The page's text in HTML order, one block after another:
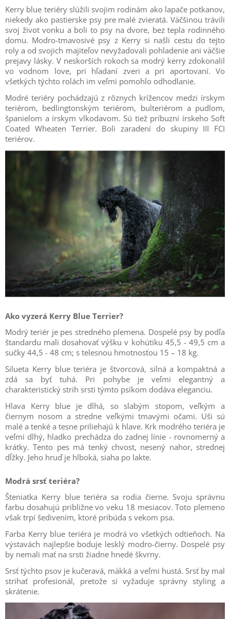
Kerry blue teriéry slúžili svojim rodinám ako lapače potkanov,
niekedy ako pastierske psy pre malé zvieratá. Väčšinou trávili
svoj život vonku a boli to psy na dvore, bez tepla rodinného
domu. Modro-tmavosivé psy z Kerry si našli cestu do tejto
roly a od svojich majiteľov nevyžadovali pohladenie ani väčšie
prejavy lásky. V neskorších rokoch sa modrý kerry zdokonalil
vo vodnom love, pri hľadaní zveri a pri aportovaní. Vo
všetkých týchto rolách im veľmi pomohlo odhodlanie.
Modré teriéry pochádzajú z rôznych krížencov medzi írskym
teriérom, bedlingtonským teriérom, bulteriérom a pudlom,
španielom a írskym vlkodavom. Sú tiež príbuzní írskeho Soft
Coated Wheaten Terrier. Boli zaradení do skupiny III FCI
teriérov.
Ako vyzerá Kerry Blue Terrier?
Modrý teriér je pes stredného plemena. Dospelé psy by podľa
štandardu mali dosahovať výšku v kohútiku 45,5 - 49,5 cm a
sučky 44,5 - 48 cm; s telesnou hmotnosťou 15 – 18 kg.
Silueta Kerry blue teriéra je štvorcová, silná a kompaktná a
zdá sa byť tuhá. Pri pohybe je veľmi elegantný a
charakteristický strih srsti týmto psíkom dodáva eleganciu.
Hlava Kerry blue je dlhá, so slabým stopom, veľkým a
čiernym nosom a stredne veľkými tmavými očami. Uši sú
malé a tenké a tesne priliehajú k hlave. Krk modrého teriéra je
veľmi dlhý, hladko prechádza do zadnej línie - rovnomerný a
krátky. Tento pes má tenký chvost, nesený nahor, strednej
dĺžky. Jeho hruď je hlboká, siaha po lakte.
Modrá srsť teriéra?
Šteniatka Kerry blue teriéra sa rodia čierne. Svoju správnu
farbu dosahujú približne vo veku 18 mesiacov. Toto plemeno
však trpí šedivením, ktoré pribúda s vekom psa.
Farba Kerry blue teriéra je modrá vo všetkých odtieňoch. Na
výstavách najlepšie boduje lesklý modro-čierny. Dospelé psy
by nemali mať na srsti žiadne hnedé škvrny.
Srsť týchto psov je kučeravá, mäkká a veľmi hustá. Srsť by mal
strihať profesionál, pretože si vyžaduje správny styling a
skrátenie.